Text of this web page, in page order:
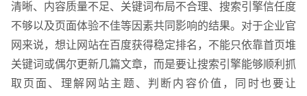
清晰、内容质量不足、关键词布局不合理、搜索引擎信任度
不够以及页面体验不佳等因素共同影响的结果。对于企业官
网来说，想让网站在百度获得稳定排名，不能只依靠首页堆
关键词或偶尔更新几篇文章，而是要让搜索引擎能够顺利抓
取页面、理解网站主题、判断内容价值，同时也要让